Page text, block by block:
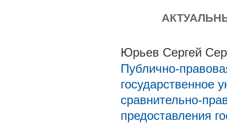
Юрьев Сергей
Публично-
государственное
сравнительно-
предоставления